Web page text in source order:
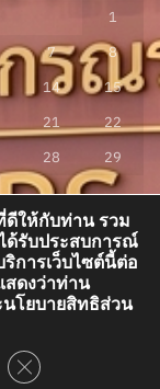
1
7
8
14
15
21
22
28
29
หาเถระ) อาคารเรียน
ราชวิทยาลัย ต.ลำไทร
248000 ต่อ 8406
ดีให้กับท่าน รวม
ด้รับประสบการณ์
การเว็บไซต์นี้ต่อ
สดงว่าท่าน
โยบายสิทธิส่วน
CLOSE GDPR